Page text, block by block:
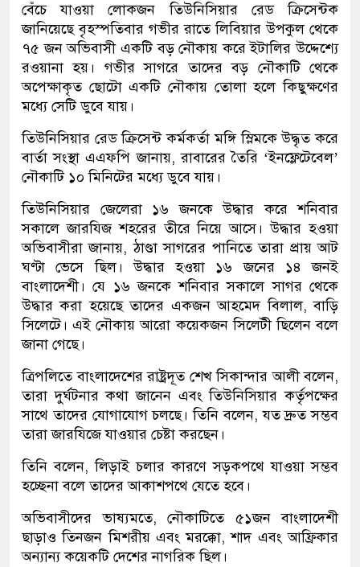
বেঁচে যাওয়া লোকজন তিউনিসিয়ার রেড ক্রিসেন্টক
জানিয়েছে বৃহস্পতিবার গভীর রাতে লিবিয়ার উপকুল থেকে
৭৫ জন অভিবাসী একটি বড় নৌকায় করে ইটালির উদ্দেশ্যে
রওয়ানা হয়। গভীর সাগরে তাদের বড় নৌকাটি থেকে
অপেক্ষাকৃত ছোটো একটি নৌকায় তোলা হলে কিছুক্ষণের
মধ্যে সেটি ডুবে যায়।
তিউনিসিয়ার রেড ক্রিসেন্ট কর্মকর্তা মঙ্গি স্লিমকে উদ্ধৃত করে
বার্তা সংস্থা এএফপি জানায়, রাবারের তৈরি ‘ইনফ্লেটেবেল’
নৌকাটি ১০ মিনিটের মধ্যে ডুবে যায়।
তিউনিসিয়ার জেলেরা ১৬ জনকে উদ্ধার করে শনিবার
সকালে জারযিজ শহরের তীরে নিয়ে আসে। উদ্ধার হওয়া
অভিবাসীরা জানায়, ঠাণ্ডা সাগরের পানিতে তারা প্রায় আট
ঘণ্টা ভেসে ছিল। উদ্ধার হওয়া ১৬ জনের ১৪ জনই
বাংলাদেশী। যে ১৬ জনকে শনিবার সকালে সাগর থেকে
উদ্ধার করা হয়েছে তাদের একজন আহমেদ বিলাল, বাড়ি
সিলেটে। এই নৌকায় আরো কয়েকজন সিলেটী ছিলেন বলে
জানা গেছে।
ত্রিপলিতে বাংলাদেশের রাষ্ট্রদূত শেখ সিকান্দার আলী বলেন,
তারা দুর্ঘটনার কথা জানেন এবং তিউনিসিয়ার কর্তৃপক্ষের
সাথে তাদের যোগাযোগ চলছে। তিনি বলেন, যত দ্রুত সম্ভব
তারা জারযিজে যাওয়ার চেষ্টা করছেন।
তিনি বলেন, লিড়াই চলার কারণে সড়কপথে যাওয়া সম্ভব
হচ্ছেনা বলে তাদের আকাশপথে যেতে হবে।
অভিবাসীদের ভাষ্যমতে, নৌকাটিতে ৫১জন বাংলাদেশী
ছাড়াও তিনজন মিশরীয় এবং মরক্কো, শাদ এবং আফ্রিকার
অন্যান্য কয়েকটি দেশের নাগরিক ছিল।